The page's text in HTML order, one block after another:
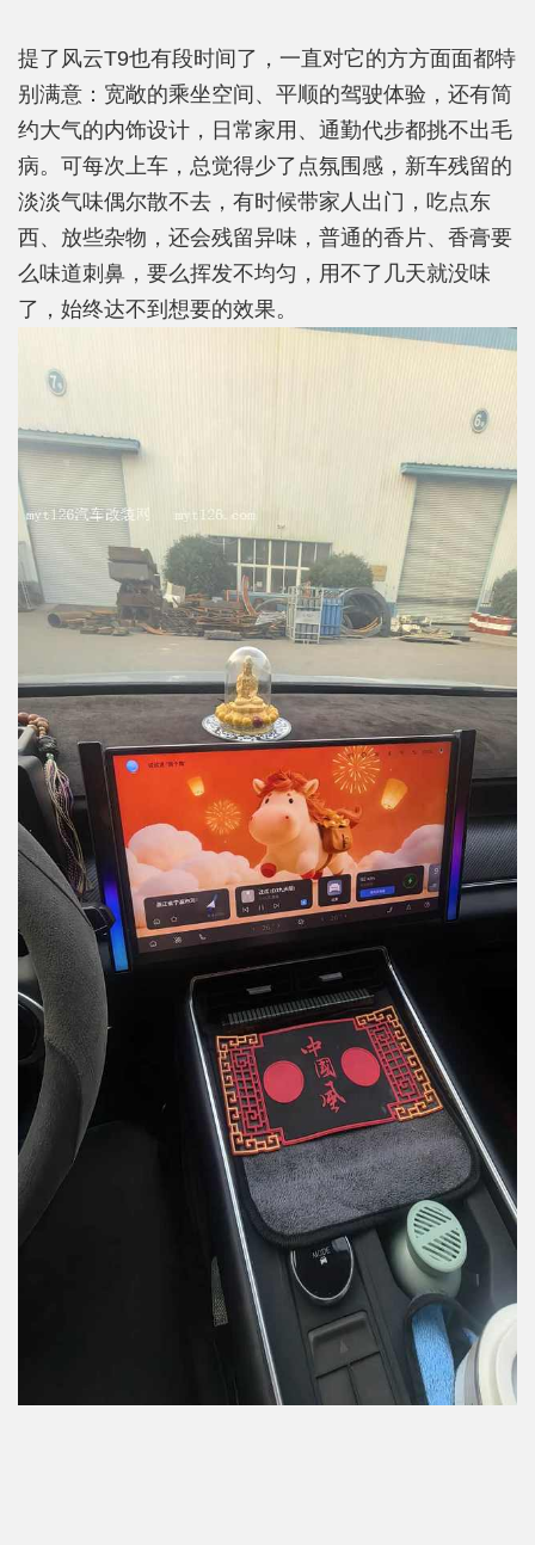
提了风云T9也有段时间了，一直对它的方方面面都特
别满意：宽敞的乘坐空间、平顺的驾驶体验，还有简
约大气的内饰设计，日常家用、通勤代步都挑不出毛
病。可每次上车，总觉得少了点氛围感，新车残留的
淡淡气味偶尔散不去，有时候带家人出门，吃点东
西、放些杂物，还会残留异味，普通的香片、香膏要
么味道刺鼻，要么挥发不均匀，用不了几天就没味
了，始终达不到想要的效果。